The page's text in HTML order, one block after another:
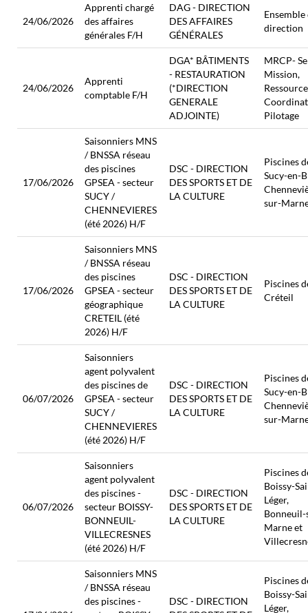
24/06/2026
Apprenti chargé
des affaires
générales F/H
DAG - DIRECTION
DES AFFAIRES
GÉNÉRALES
Ensemble
direction
24/06/2026
Apprenti
comptable F/H
DGA* BÂTIMENTS
- RESTAURATION
(*DIRECTION
GENERALE
ADJOINTE)
MRCP-
Mission,
Pilotage
17/06/2026
Saisonniers MNS
/ BNSSA réseau
des piscines
GPSEA - secteur
SUCY /
CHENNEVIERES
(été 2026) H/F
DSC - DIRECTION
DES SPORTS ET DE
LA CULTURE
Piscines
Sucy-en-
sur-
17/06/2026
Saisonniers MNS
/ BNSSA réseau
des piscines
GPSEA - secteur
géographique
CRETEIL (été
2026) H/F
DSC - DIRECTION
DES SPORTS ET DE
LA CULTURE
Piscines
Créteil
06/07/2026
Saisonniers
agent polyvalent
des piscines de
GPSEA - secteur
SUCY /
CHENNEVIERES
(été 2026) H/F
DSC - DIRECTION
DES SPORTS ET DE
LA CULTURE
Piscines
Sucy-en-
sur-
06/07/2026
Saisonniers
agent polyvalent
des piscines -
secteur BOISSY-
BONNEUIL-
VILLECRESNES
(été 2026) H/F
DSC - DIRECTION
DES SPORTS ET DE
LA CULTURE
Piscines
Boissy-
Léger,
Marne et
Saisonniers MNS
/ BNSSA réseau
des piscines -
DSC - DIRECTION
Piscines
Boissy-
Léger,